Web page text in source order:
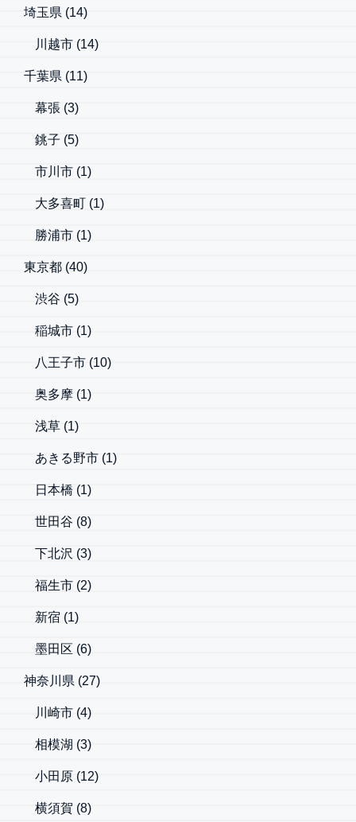
埼玉県 (14)
川越市 (14)
千葉県 (11)
幕張 (3)
銚子 (5)
市川市 (1)
大多喜町 (1)
勝浦市 (1)
東京都 (40)
渋谷 (5)
稲城市 (1)
八王子市 (10)
奥多摩 (1)
浅草 (1)
あきる野市 (1)
日本橋 (1)
世田谷 (8)
下北沢 (3)
福生市 (2)
新宿 (1)
墨田区 (6)
神奈川県 (27)
川崎市 (4)
相模湖 (3)
小田原 (12)
横須賀 (8)